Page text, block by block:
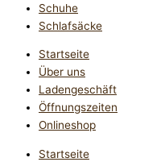
Schuhe
Schlafsäcke
Startseite
Über uns
Ladengeschäft
Öffnungszeiten
Onlineshop
Startseite